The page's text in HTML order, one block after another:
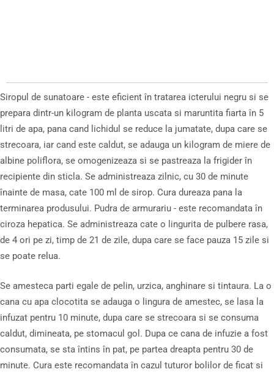
Siropul de sunatoare - este eficient în tratarea icterului negru si se
prepara dintr-un kilogram de planta uscata si maruntita fiarta în 5
litri de apa, pana cand lichidul se reduce la jumatate, dupa care se
strecoara, iar cand este caldut, se adauga un kilogram de miere de
albine poliflora, se omogenizeaza si se pastreaza la frigider în
recipiente din sticla. Se administreaza zilnic, cu 30 de minute
înainte de masa, cate 100 ml de sirop. Cura dureaza pana la
terminarea produsului. Pudra de armurariu - este recomandata în
ciroza hepatica. Se administreaza cate o lingurita de pulbere rasa,
de 4 ori pe zi, timp de 21 de zile, dupa care se face pauza 15 zile si
se poate relua.
Se amesteca parti egale de pelin, urzica, anghinare si tintaura. La o
cana cu apa clocotita se adauga o lingura de amestec, se lasa la
infuzat pentru 10 minute, dupa care se strecoara si se consuma
caldut, dimineata, pe stomacul gol. Dupa ce cana de infuzie a fost
consumata, se sta întins în pat, pe partea dreapta pentru 30 de
minute. Cura este recomandata în cazul tuturor bolilor de ficat si